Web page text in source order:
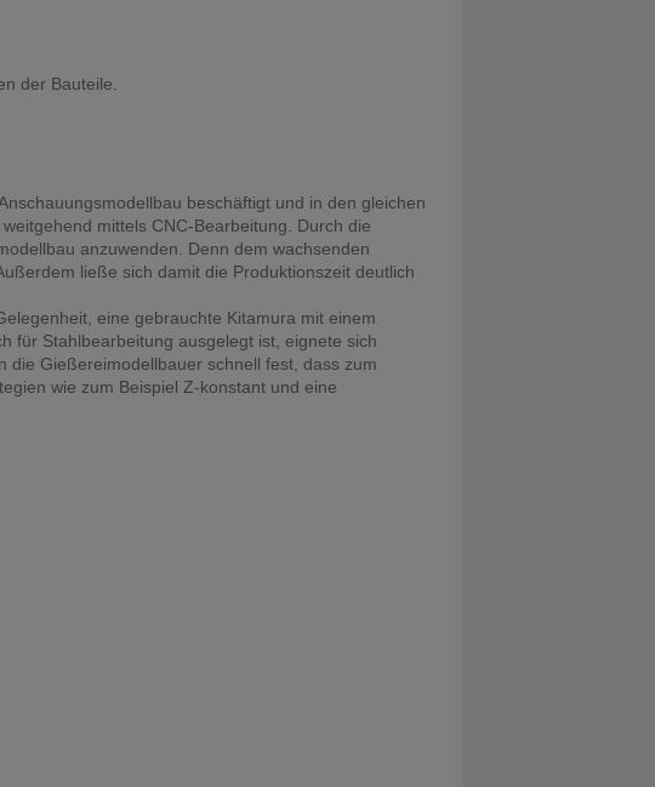
der Bauteile.
beschäftigt und in den gleichen
mittels CNC-Bearbeitung. Durch die
anzuwenden. Denn dem wachsenden
ließe sich damit die Produktionszeit deutlich
eine gebrauchte Kitamura mit einem
für Stahlbearbeitung ausgelegt ist, eignete sich
die Gießereimodellbauer schnell fest, dass zum
wie zum Beispiel Z-konstant und eine